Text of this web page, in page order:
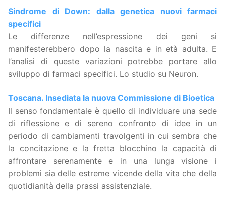
Sindrome di Down: dalla genetica nuovi farmaci
specifici
Le differenze nell’espressione dei geni si
manifesterebbero dopo la nascita e in età adulta. E
l’analisi di queste variazioni potrebbe portare allo
sviluppo di farmaci specifici. Lo studio su Neuron.
Toscana. Insediata la nuova Commissione di Bioetica
Il senso fondamentale è quello di individuare una sede
di riflessione e di sereno confronto di idee in un
periodo di cambiamenti travolgenti in cui sembra che
la concitazione e la fretta blocchino la capacità di
affrontare serenamente e in una lunga visione i
problemi sia delle estreme vicende della vita che della
quotidianità della prassi assistenziale.